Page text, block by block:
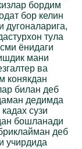
бордим
бор келин
дугоналарига,
тула
ёнидаги
мани
ва
конякдан
билан деб
дедимда
сузи
бошланади
деб
учирдида